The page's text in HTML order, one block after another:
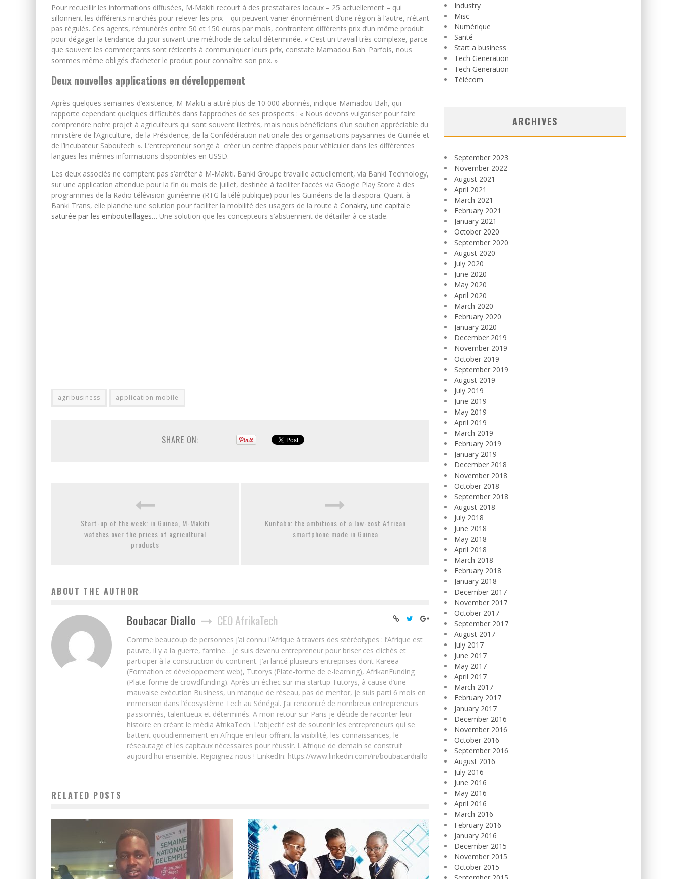
Pour recueillir les informations diffusées, M-Makiti recourt à des prestataires locaux – 25 actuellement – qui
sillonnent les différents marchés pour relever les prix – qui peuvent varier énormément d’une région à l’autre, n’étant
pas régulés. Ces agents, rémunérés entre 50 et 150 euros par mois, confrontent différents prix d’un même produit
pour dégager la tendance du jour suivant une méthode de calcul déterminée. « C’est un travail très complexe, parce
que souvent les commerçants sont réticents à communiquer leurs prix, constate Mamadou Bah. Parfois, nous
sommes même obligés d’acheter le produit pour connaître son prix. »
Deux nouvelles applications en développement
Après quelques semaines d’existence, M-Makiti a attiré plus de 10 000 abonnés, indique Mamadou Bah, qui
rapporte cependant quelques difficultés dans l’approches de ses prospects : « Nous devons vulgariser pour faire
comprendre notre projet à agriculteurs qui sont souvent illettrés, mais nous bénéficions d’un soutien appréciable du
ministère de l’Agriculture, de la Présidence, de la Confédération nationale des organisations paysannes de Guinée et
de l’incubateur Saboutech ». L’entrepreneur songe à créer un centre d’appels pour véhiculer dans les différentes
langues les mêmes informations disponibles en USSD.
Les deux associés ne comptent pas s’arrêter à M-Makiti. Banki Groupe travaille actuellement, via Banki Technology,
sur une application attendue pour la fin du mois de juillet, destinée à faciliter l’accès via Google Play Store à des
programmes de la Radio télévision guinéenne (RTG la télé publique) pour les Guinéens de la diaspora. Quant à
Banki Trans, elle planche une solution pour faciliter la mobilité des usagers de la route à Conakry, une capitale
saturée par les embouteillages… Une solution que les concepteurs s’abstiennent de détailler à ce stade.
agribusiness application mobile
SHARE ON:
Start-up of the week: in Guinea, M-Makiti
watches over the prices of agricultural
products
Kunfabo: the ambitions of a low-cost African
smartphone made in Guinea
ABOUT THE AUTHOR
Boubacar Diallo CEO AfrikaTech
Comme beaucoup de personnes j’ai connu l’Afrique à travers des stéréotypes : l’Afrique est
pauvre, il y a la guerre, famine… Je suis devenu entrepreneur pour briser ces clichés et
participer à la construction du continent. J’ai lancé plusieurs entreprises dont Kareea
(Formation et développement web), Tutorys (Plate-forme de e-learning), AfrikanFunding
(Plate-forme de crowdfunding). Après un échec sur ma startup Tutorys, à cause d’une
mauvaise exécution Business, un manque de réseau, pas de mentor, je suis parti 6 mois en
immersion dans l’écosystème Tech au Sénégal. J’ai rencontré de nombreux entrepreneurs
passionnés, talentueux et déterminés. A mon retour sur Paris je décide de raconter leur
histoire en créant le média AfrikaTech. L'objectif est de soutenir les entrepreneurs qui se
battent quotidiennement en Afrique en leur offrant la visibilité, les connaissances, le
réseautage et les capitaux nécessaires pour réussir. L'Afrique de demain se construit
aujourd'hui ensemble. Rejoignez-nous ! LinkedIn: https://www.linkedin.com/in/boubacardiallo
RELATED POSTS
Industry
Misc
Numérique
Santé
Start a business
Tech Generation
Tech Generation
Télécom
ARCHIVES
September 2023
November 2022
August 2021
April 2021
March 2021
February 2021
January 2021
October 2020
September 2020
August 2020
July 2020
June 2020
May 2020
April 2020
March 2020
February 2020
January 2020
December 2019
November 2019
October 2019
September 2019
August 2019
July 2019
June 2019
May 2019
April 2019
March 2019
February 2019
January 2019
December 2018
November 2018
October 2018
September 2018
August 2018
July 2018
June 2018
May 2018
April 2018
March 2018
February 2018
January 2018
December 2017
November 2017
October 2017
September 2017
August 2017
July 2017
June 2017
May 2017
April 2017
March 2017
February 2017
January 2017
December 2016
November 2016
October 2016
September 2016
August 2016
July 2016
June 2016
May 2016
April 2016
March 2016
February 2016
January 2016
December 2015
November 2015
October 2015